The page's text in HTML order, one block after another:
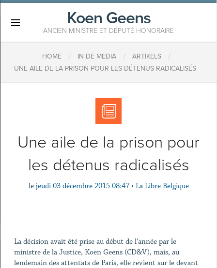
Koen Geens
ANCIEN MINISTRE ET DÉPUTÉ HONORAIRE
HOME / IN DE MEDIA / ARTIKELS /
UNE AILE DE LA PRISON POUR LES DÉTENUS RADICALISÉS
Une aile de la prison pour
les détenus radicalisés
le jeudi 03 décembre 2015 08:47 • La Libre Belgique
La décision avait été prise au début de l'année par le
ministre de la Justice, Koen Geens (CD&V), mais, au
lendemain des attentats de Paris, elle revient sur le devant